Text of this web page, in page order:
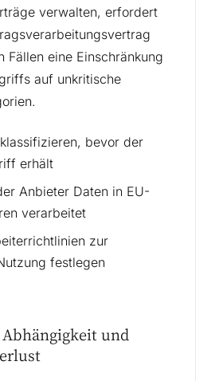
verwalten, erfordert
Fällen eine Einschränkung
auf unkritische
bevor der
erhält
Anbieter Daten in EU-
verarbeitet
zur
festlegen
und